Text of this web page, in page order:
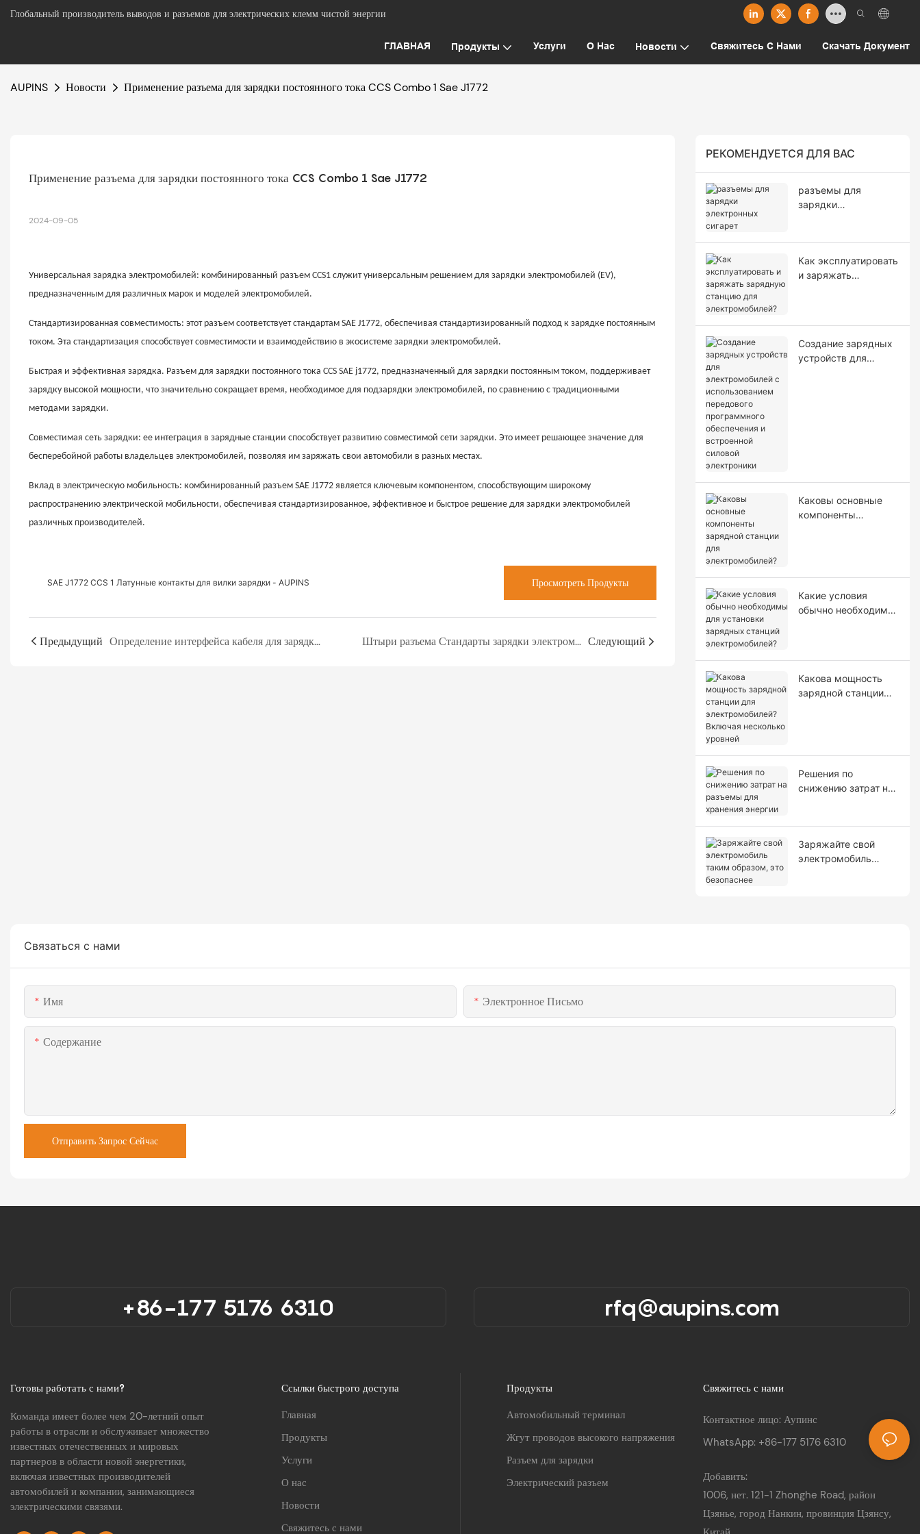
Глобальный производитель выводов и разъемов для электрических клемм чистой энергии
ГЛАВНАЯ Продукты Услуги О Нас Новости Свяжитесь С Нами Скачать Документ
AUPINS Новости Применение разъема для зарядки постоянного тока CCS Combo 1 Sae J1772
Применение разъема для зарядки постоянного тока CCS Combo 1 Sae J1772
2024-09-05
Универсальная зарядка электромобилей: комбинированный разъем CCS1 служит универсальным решением для зарядки электромобилей (EV),
предназначенным для различных марок и моделей электромобилей.
Стандартизированная совместимость: этот разъем соответствует стандартам SAE J1772, обеспечивая стандартизированный подход к зарядке постоянным
током. Эта стандартизация способствует совместимости и взаимодействию в экосистеме зарядки электромобилей.
Быстрая и эффективная зарядка. Разъем для зарядки постоянного тока CCS SAE j1772, предназначенный для зарядки постоянным током, поддерживает
зарядку высокой мощности, что значительно сокращает время, необходимое для подзарядки электромобилей, по сравнению с традиционными
методами зарядки.
Совместимая сеть зарядки: ее интеграция в зарядные станции способствует развитию совместимой сети зарядки. Это имеет решающее значение для
бесперебойной работы владельцев электромобилей, позволяя им заряжать свои автомобили в разных местах.
Вклад в электрическую мобильность: комбинированный разъем SAE J1772 является ключевым компонентом, способствующим широкому
распространению электрической мобильности, обеспечивая стандартизированное, эффективное и быстрое решение для зарядки электромобилей
различных производителей.
SAE J1772 CCS 1 Латунные контакты для вилки зарядки - AUPINS Просмотреть Продукты
Предыдущий Определение интерфейса кабеля для зарядки электромобилей IEC Штыри разъема Стандарты зарядки электромобиля для разъемов Контактный разъем Автомобильная зарядка Следующий
РЕКОМЕНДУЕТСЯ ДЛЯ ВАС
разъемы для
зарядки
Как эксплуатировать
и заряжать
Создание зарядных
устройств для
Каковы основные
компоненты
Какие условия
обычно необходимы
Какова мощность
зарядной станции
Решения по
снижению затрат на
Заряжайте свой
электромобиль
Связаться с нами
Имя Электронное Письмо
Содержание
Отправить Запрос Сейчас
+86-177 5176 6310 rfq@aupins.com
Готовы работать с нами?
Команда имеет более чем 20-летний опыт
работы в отрасли и обслуживает множество
известных отечественных и мировых
партнеров в области новой энергетики,
включая известных производителей
автомобилей и компании, занимающиеся
электрическими связями.
Ссылки быстрого доступа
Главная
Продукты
Услуги
О нас
Новости
Свяжитесь с нами
Продукты
Автомобильный терминал
Жгут проводов высокого напряжения
Разъем для зарядки
Электрический разъем
Свяжитесь с нами
Контактное лицо: Аупинс
WhatsApp: +86-177 5176 6310
Добавить:
1006, нет. 121-1 Zhonghe Road, район
Цзянье, город Нанкин, провинция Цзянсу,